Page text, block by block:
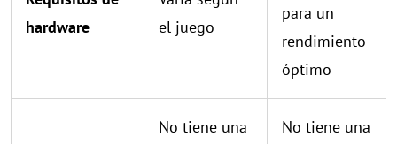
hardware
el juego
para un
rendimiento
óptimo
No tiene una
No tiene una